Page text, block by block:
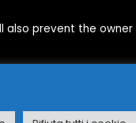
prevent the